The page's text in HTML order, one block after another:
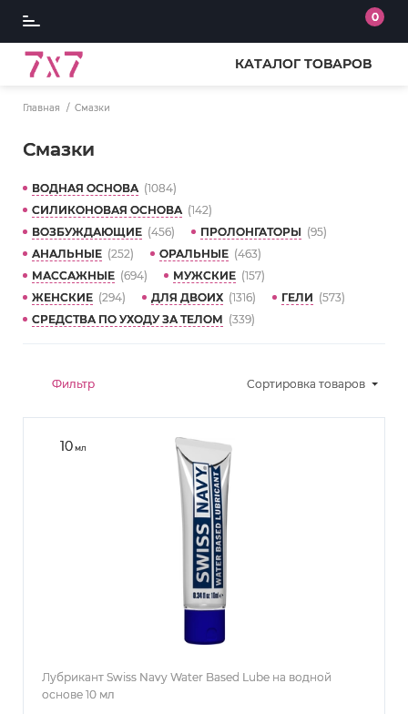
0
КАТАЛОГ ТОВАРОВ
Главная Смазки
Смазки
ВОДНАЯ ОСНОВА (1084)
СИЛИКОНОВАЯ ОСНОВА (142)
ВОЗБУЖДАЮЩИЕ (456) ПРОЛОНГАТОРЫ (95)
АНАЛЬНЫЕ (252) ОРАЛЬНЫЕ (463)
МАССАЖНЫЕ (694) МУЖСКИЕ (157)
ЖЕНСКИЕ (294) ДЛЯ ДВОИХ (1316) ГЕЛИ (573)
СРЕДСТВА ПО УХОДУ ЗА ТЕЛОМ (339)
Фильтр Сортировка товаров
10мл
Лубрикант Swiss Navy Water Based Lube на водной
основе 10 мл